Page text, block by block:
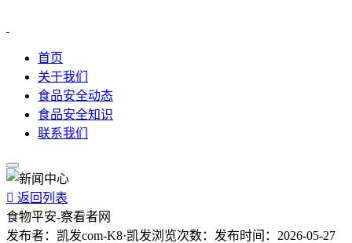
首页
关于我们
食品安全动态
食品安全知识
联系我们
 返回列表
食物平安-察看者网
发布者： 凯发com-K8·凯发浏览次数： 发布时间： 2026-05-27